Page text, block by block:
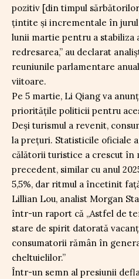
pozitiv [din timpul
țintite și incrementale în
lunii martie pentru a stabiliza
redresarea,” au declarat
reuniunile parlamentare
viitoare.
Pe 5 martie, Li Qiang va
prioritățile politicii pentru
Deși turismul a revenit,
la prețuri. Statisticile oficiale
călătorii turistice a crescut în
precedent, similar cu anul
5,5%, dar ritmul a încetinit
Lillian Lou, analist Morgan
într-un raport că „Astfel de
stare de spirit datorată
consumatorii rămân în
cheltuielilor.”
Într-un semn al presiunii